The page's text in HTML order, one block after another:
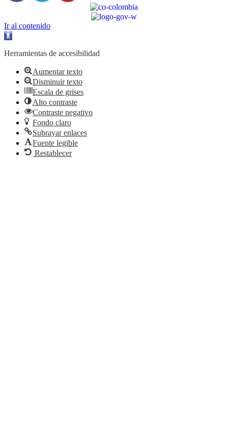
Ir al contenido
Abrir
de
Herramientas de accesibilidad
Aumentar texto
Disminuir texto
Escala de grises
Alto contraste
Contraste negativo
Fondo claro
Subrayar enlaces
Fuente legible
Restablecer